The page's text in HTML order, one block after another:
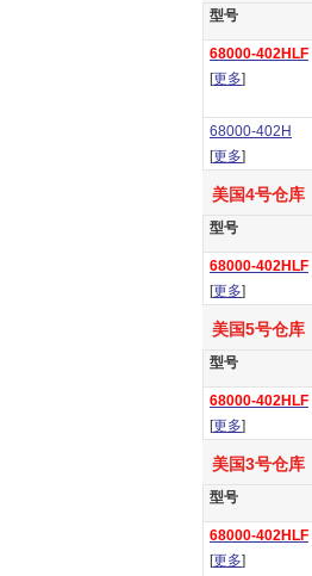
型号
68000-402HLF
[更多]
68000-402H
[更多]
美国4号仓库
型号
68000-402HLF
[更多]
美国5号仓库
型号
68000-402HLF
[更多]
美国3号仓库
型号
68000-402HLF
[更多]